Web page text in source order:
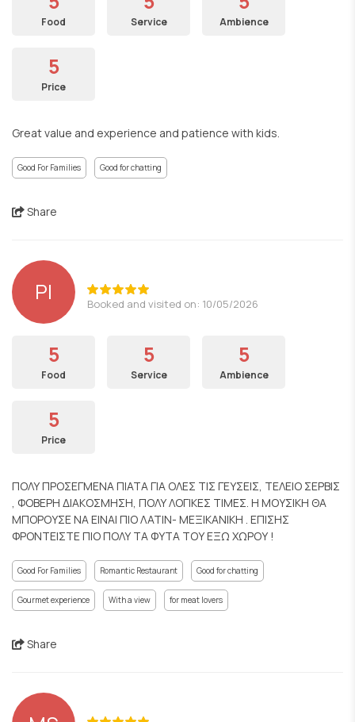
Food Service Ambience
5
Price
Great value and experience and patience with kids.
Good For Families Good for chatting
Share
PI Booked and visited on: 10/05/2026
5
Food
5
Service
5
Ambience
5
Price
ΠΟΛΥ ΠΡΟΣΕΓΜΕΝΑ ΠΙΑΤΑ ΓΙΑ ΟΛΕΣ ΤΙΣ ΓΕΥΣΕΙΣ, ΤΕΛΕΙΟ ΣΕΡΒΙΣ
, ΦΟΒΕΡΗ ΔΙΑΚΟΣΜΗΣΗ, ΠΟΛΥ ΛΟΓΙΚΕΣ ΤΙΜΕΣ. Η ΜΟΥΣΙΚΗ ΘΑ
ΜΠΟΡΟΥΣΕ ΝΑ ΕΙΝΑΙ ΠΙΟ ΛΑΤΙΝ- ΜΕΞΙΚΑΝΙΚΗ . ΕΠΙΣΗΣ
ΦΡΟΝΤΕΙΣΤΕ ΠΙΟ ΠΟΛΥ ΤΑ ΦΥΤΑ ΤΟΥ ΕΞΩ ΧΩΡΟΥ !
Good For Families Romantic Restaurant Good for chatting
Gourmet experience With a view for meat lovers
Share